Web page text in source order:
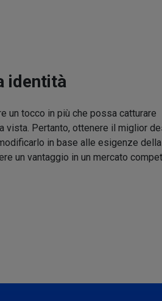
identità
un tocco in più che possa catturare
vista. Pertanto, ottenere il miglior
in base alle esigenze
un vantaggio in un mercato